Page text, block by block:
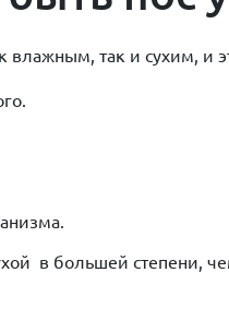
так и сухим, и
в большей степени,